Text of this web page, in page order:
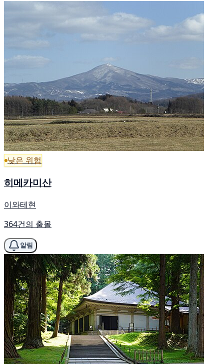
낮은 위험
히메카미산
이와테현
364건의 출몰
알림